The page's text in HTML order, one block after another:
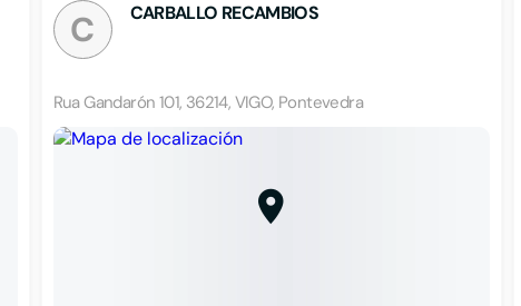
C CARBALLO RECAMBIOS
Rua Gandarón 101, 36214, VIGO, Pontevedra